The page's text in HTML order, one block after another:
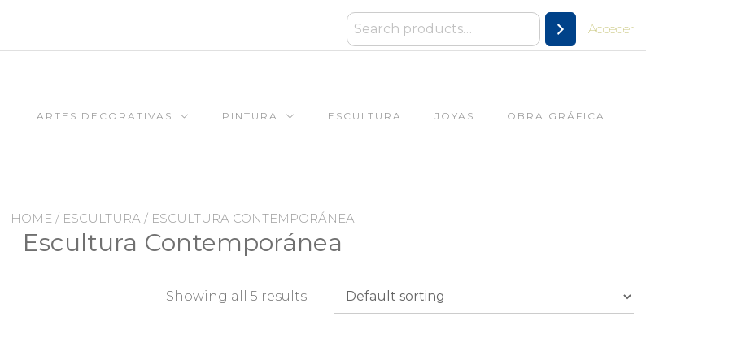
Acceder
ARTES DECORATIVAS PINTURA ESCULTURA JOYAS OBRA GRÁFICA
HOME/ ESCULTURA/ ESCULTURA CONTEMPORÁNEA
Escultura Contemporánea
Showing all 5 results